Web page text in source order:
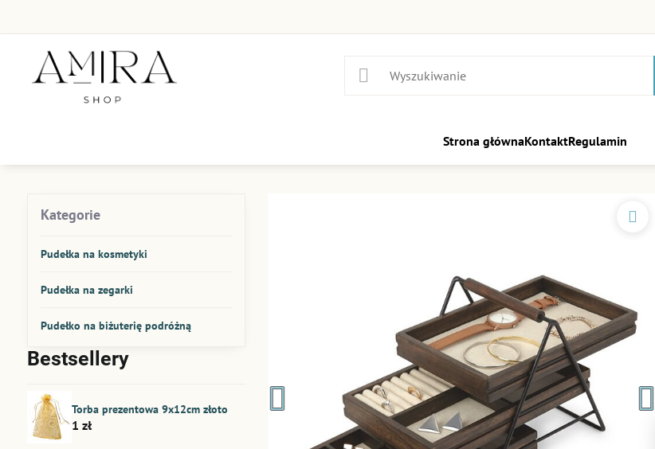
Strona głównaKontaktRegulamin
Kategorie
Pudełka na kosmetyki
Pudełka na zegarki
Pudełko na biżuterię podróżną
Bestsellery
Torba prezentowa 9x12cm złoto
1 zł